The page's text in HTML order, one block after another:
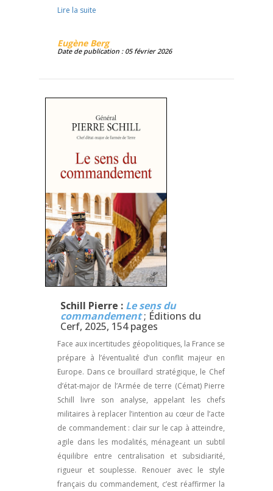
Lire la suite
Eugène Berg
Date de publication : 05 février 2026
Schill Pierre : Le sens du
commandement ; Éditions du
Cerf, 2025, 154 pages
Face aux incertitudes géopolitiques, la France se
prépare à l’éventualité d’un conflit majeur en
Europe. Dans ce brouillard stratégique, le Chef
d’état-major de l’Armée de terre (Cémat) Pierre
Schill livre son analyse, appelant les chefs
militaires à replacer l’intention au cœur de l’acte
de commandement : clair sur le cap à atteindre,
agile dans les modalités, ménageant un subtil
équilibre entre centralisation et subsidiarité,
rigueur et souplesse. Renouer avec le style
français du commandement, c’est réaffirmer la